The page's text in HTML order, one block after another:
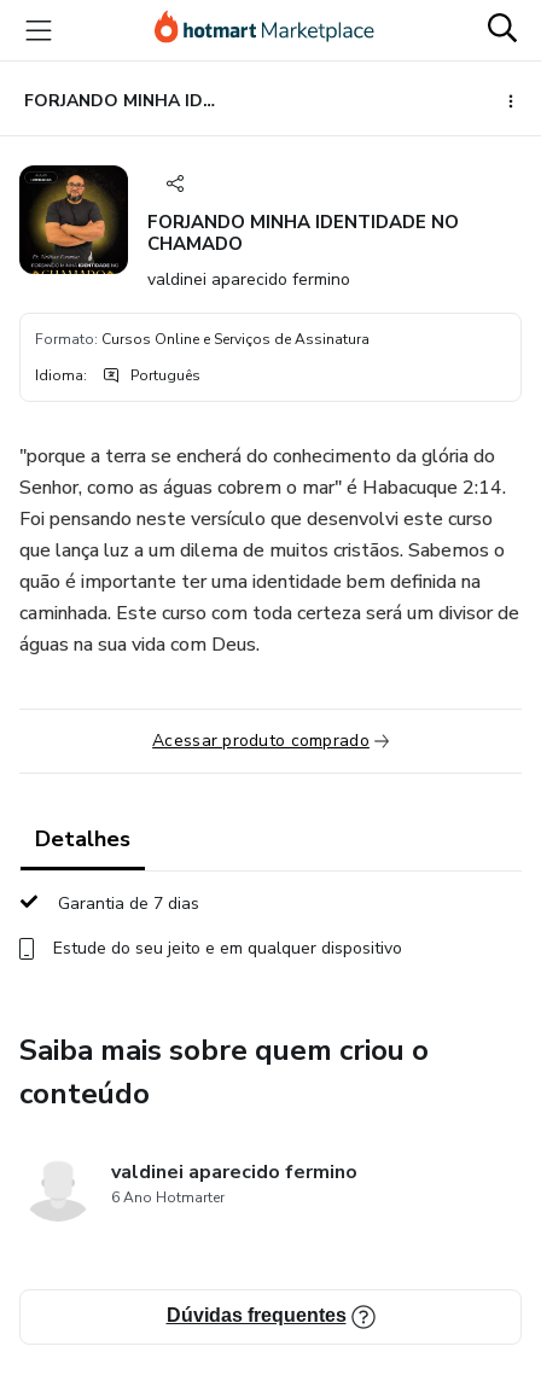
para
conteúdo
principal
para
pagamento
para
rodapé
FORJANDO MINHA IDENTIDADE NO CHAMADO
FORJANDO MINHA IDENTIDADE NO
CHAMADO
valdinei aparecido fermino
Formato: Cursos Online e Serviços de Assinatura
Idioma: Português
"porque a terra se encherá do conhecimento da glória do
Senhor, como as águas cobrem o mar" é Habacuque 2:14.
Foi pensando neste versículo que desenvolvi este curso
que lança luz a um dilema de muitos cristãos. Sabemos o
quão é importante ter uma identidade bem definida na
caminhada. Este curso com toda certeza será um divisor de
águas na sua vida com Deus.
Acessar produto comprado
Detalhes
Garantia de 7 dias
Estude do seu jeito e em qualquer dispositivo
Saiba mais sobre quem criou o
conteúdo
valdinei aparecido fermino
6 Ano Hotmarter
Dúvidas frequentes